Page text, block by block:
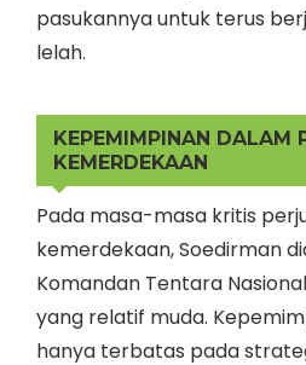
pasukannya untuk terus
lelah.
KEPEMIMPINAN DALAM
KEMERDEKAAN
Pada masa-masa kritis
kemerdekaan, Soedirman
Komandan Tentara
yang relatif muda.
hanya terbatas pada